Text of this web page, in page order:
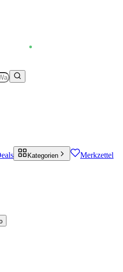
Kategorien Merkzettel